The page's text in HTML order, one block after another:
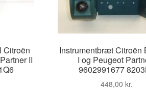
Citroën
II
Instrumentbræt Citroën
I og Peugeot
9602991677
448,00kr.